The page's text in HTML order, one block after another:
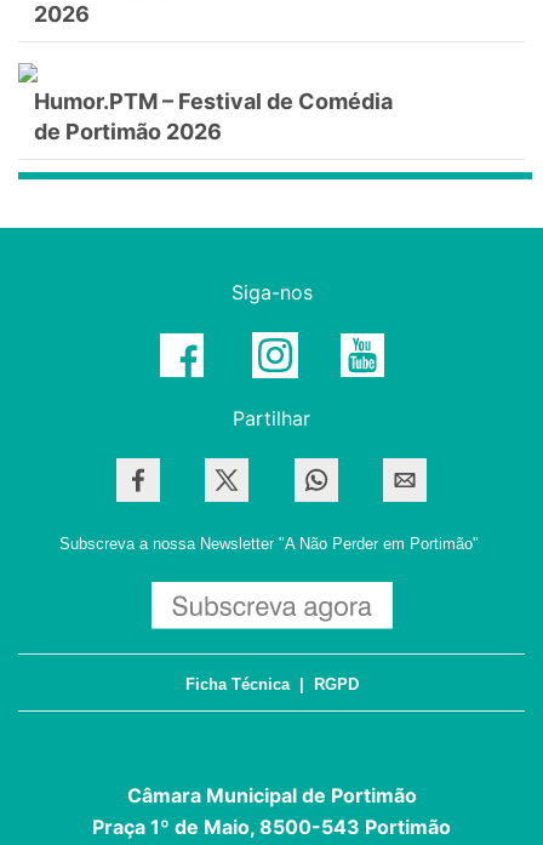
2026
Humor.PTM – Festival de Comédia
de Portimão 2026
Siga-nos
Partilhar
Subscreva a nossa Newsletter "A Não Perder em Portimão"
Ficha Técnica| RGPD
Câmara Municipal de Portimão
Praça 1º de Maio, 8500-543 Portimão